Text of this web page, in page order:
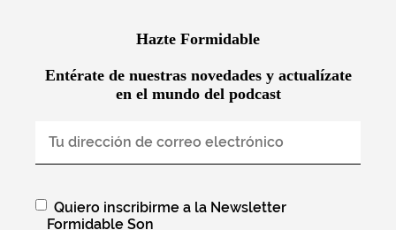
Hazte Formidable
Entérate de nuestras novedades y actualízate
en el mundo del podcast
Quiero inscribirme a la Newsletter
Formidable Son